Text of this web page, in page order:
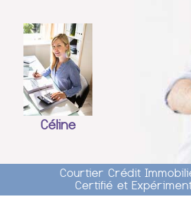
Céline
Courtier Crédit
Certifié et